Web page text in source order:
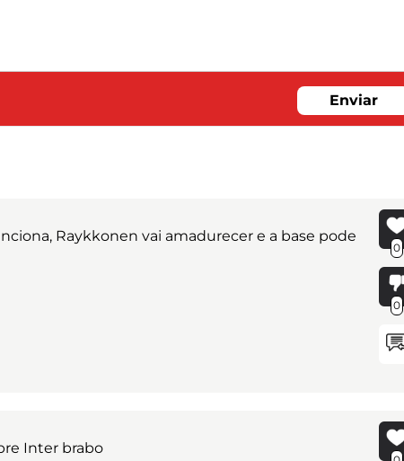
Enviar
Raykkonen vai amadurecer e a base pode
0
0
Inter brabo